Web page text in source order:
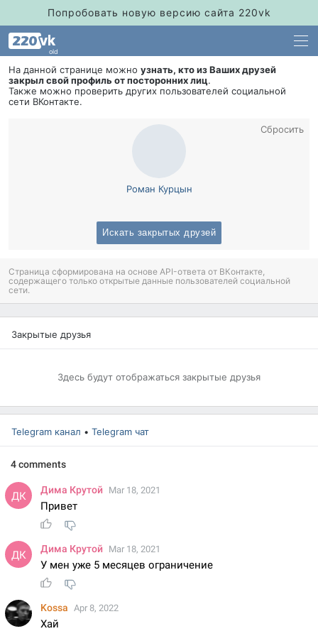
Попробовать новую версию сайта 220vk
old
На данной странице можно узнать, кто из Ваших друзей
закрыл свой профиль от посторонних лиц.
Также можно проверить других пользователей социальной
сети ВКонтакте.
Роман Курцын
Сбросить
Искать закрытых друзей
Страница сформирована на основе API-ответа от ВКонтакте,
содержащего только открытые данные пользователей социальной
сети.
Закрытые друзья
Здесь будут отображаться закрытые друзья
Telegram канал • Telegram чат